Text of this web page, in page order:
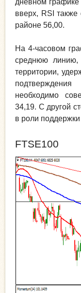
дневном
вверх, RSI также
районе 56,00.
На 4-часовом
среднюю линию,
территории,
необходимо
34,19. С другой
в роли
FTSE100